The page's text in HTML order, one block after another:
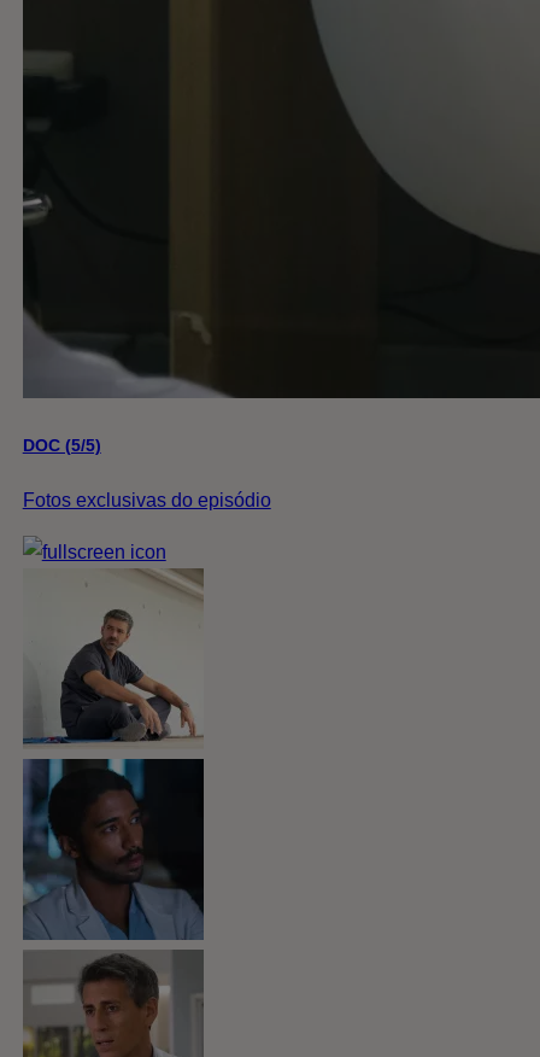
DOC (5/5)
Fotos exclusivas do episódio